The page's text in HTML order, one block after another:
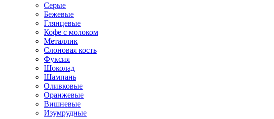
Серые
Бежевые
Глянцевые
Кофе с молоком
Металлик
Слоновая кость
Фуксия
Шоколад
Шампань
Оливковые
Оранжевые
Вишневые
Изумрудные